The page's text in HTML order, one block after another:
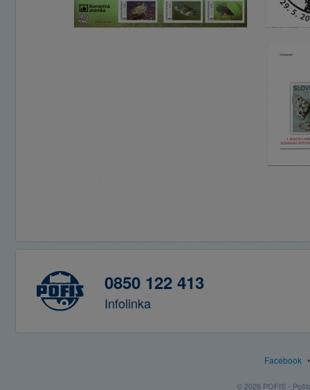
0850 122 413
Infolinka
Facebook
© 2026 POFIS -